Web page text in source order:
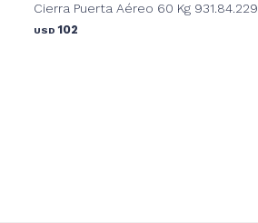
Cierra Puerta Aéreo 60 Kg 931.84.229
USD 102